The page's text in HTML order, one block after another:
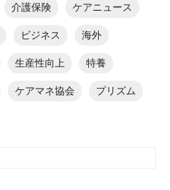
介護保険 ケアニュース
ビジネス 海外
生産性向上 特養
ケアマネ協会 プリズム